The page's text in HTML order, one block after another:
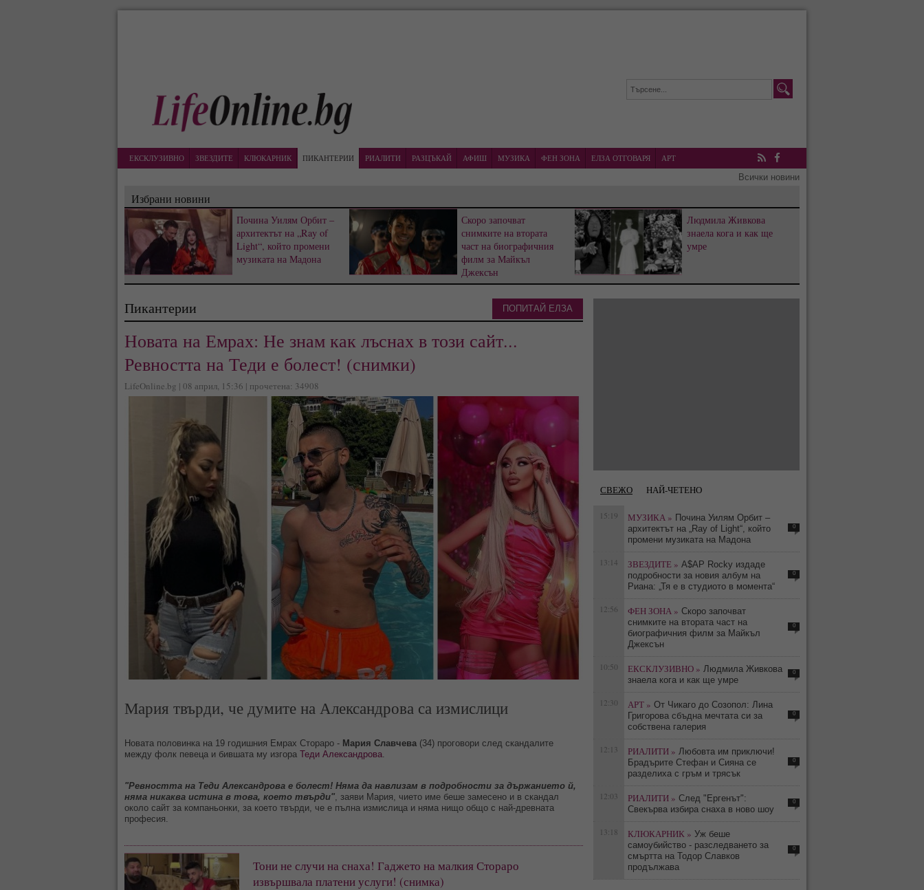
ЕКСКЛУЗИВНО ЗВЕЗДИТЕ КЛЮКАРНИК ПИКАНТЕРИИ РИАЛИТИ РАЗЦЪКАЙ АФИШ МУЗИКА ФЕН ЗОНА ЕЛЗА ОТГОВАРЯ
АРТ
RSS Facebook
Всички новини
Избрани новини
Почина Уилям Орбит –
архитектът на „Ray of
Light“, който промени
музиката на Мадона
Скоро започват
снимките на втората
част на биографичния
филм за Майкъл
Джексън
Людмила Живкова
знаела кога и как ще
умре
Пикантерии
Новата на Емрах: Не знам как лъснах в този сайт...
Ревността на Теди е болест! (снимки)
LifeOnline.bg | 08 април, 15:36 | прочетена: 34908
Мария твърди, че думите на Александрова са измислици
Новата половинка на 19 годишния Емрах Стораро - Мария Славчева (34) проговори след скандалите
между фолк певеца и бившата му изгора Теди Александрова.
"Ревността на Теди Александрова е болест! Няма да навлизам в подробности за държанието й,
няма никаква истина в това, което твърди", заяви Мария, чието име беше замесено и в скандал
около сайт за компаньонки, за което твърди, че е пълна измислица и няма нищо общо с най-древната
професия.
Тони не случи на снаха! Гаджето на малкия Стораро
извършвала платени услуги! (снимка)
ПОПИТАЙ ЕЛЗА
СВЕЖО НАЙ-ЧЕТЕНО
15:19 МУЗИКА » Почина Уилям Орбит –
архитектът на „Ray of Light“, който
промени музиката на Мадона
0
13:14 ЗВЕЗДИТЕ » A$AP Rocky издаде
подробности за новия албум на
Риана: „Тя е в студиото в момента“
0
12:56 ФЕН ЗОНА » Скоро започват
снимките на втората част на
биографичния филм за Майкъл
Джексън
0
10:50 ЕКСКЛУЗИВНО » Людмила Живкова
знаела кога и как ще умре
0
12:30 АРТ » От Чикаго до Созопол: Лина
Григорова сбъдна мечтата си за
собствена галерия
0
12:13 РИАЛИТИ » Любовта им приключи!
Брадърите Стефан и Сияна се
разделиха с гръм и трясък
0
12:03 РИАЛИТИ » След "Ергенът":
Свекърва избира снаха в ново шоу
0
13:18 КЛЮКАРНИК » Уж беше
самоубийство - разследването за
смъртта на Тодор Славков
продължава
0